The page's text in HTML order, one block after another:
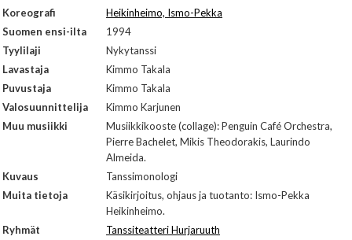
Koreografi
Heikinheimo, Ismo-Pekka
Suomen ensi-ilta
1994
Tyylilaji
Nykytanssi
Lavastaja
Kimmo Takala
Puvustaja
Kimmo Takala
Valosuunnittelija
Kimmo Karjunen
Muu musiikki
Musiikkikooste (collage): Penguin Café Orchestra,
Pierre Bachelet, Mikis Theodorakis, Laurindo
Almeida.
Kuvaus
Tanssimonologi
Muita tietoja
Käsikirjoitus, ohjaus ja tuotanto: Ismo-Pekka
Heikinheimo.
Ryhmät
Tanssiteatteri Hurjaruuth